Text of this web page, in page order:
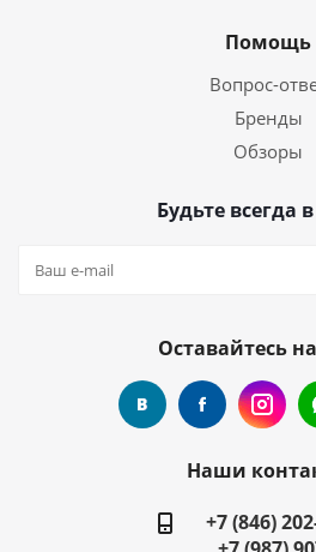
Помощь
Вопрос-
Бренды
Обзоры
Будьте всегда
Оставайтесь
Наши
+7 (846)